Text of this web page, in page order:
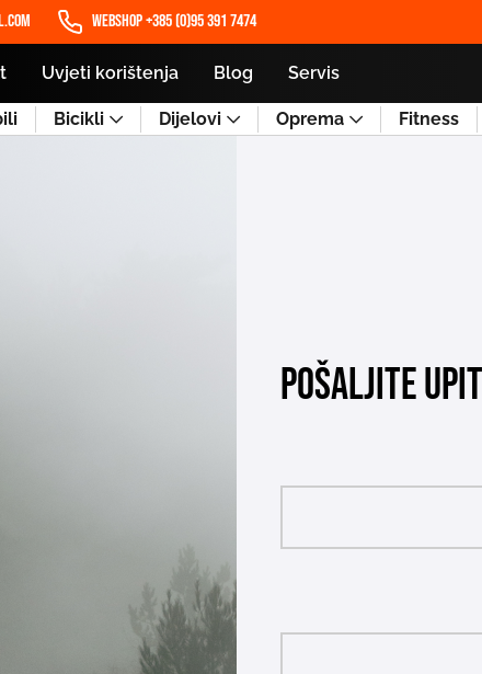
WEBSHOP +385 (0)95 391 7474
Uvjeti korištenja Blog Servis
Bicikli Dijelovi Oprema Fitness
Pošaljite upit